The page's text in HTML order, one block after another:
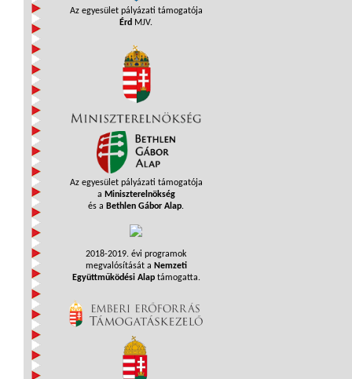
Az egyesület pályázati támogatója
Érd MJV.
Az egyesület pályázati támogatója
a Miniszterelnökség
és a Bethlen Gábor Alap.
2018-2019. évi programok
megvalósítását a Nemzeti
Együttműködési Alaptámogatta.